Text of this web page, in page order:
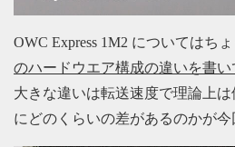
OWC Express 1M2 についてはち
のハードウエア構成の違いを書い
大きな違いは転送速度で理論上
にどのくらいの差があるのかが今